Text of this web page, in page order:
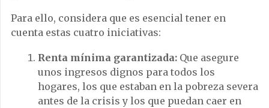
Para ello, considera que es esencial tener en
cuenta estas cuatro iniciativas:
Renta mínima garantizada: Que asegure
unos ingresos dignos para todos los
hogares, los que estaban en la pobreza severa
antes de la crisis y los que puedan caer en